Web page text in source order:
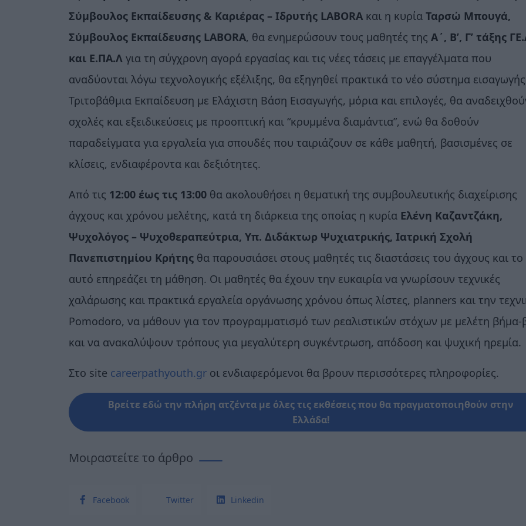
Σύμβουλος Εκπαίδευσης & Καριέρας – Ιδρυτής LABORA και η κυρία Ταρσώ Μπουγά,
Σύμβουλος Εκπαίδευσης LABORA, θα ενημερώσουν τους μαθητές της Α΄, Β’, Γ’ τάξης
και Ε.ΠΑ.Λ για τη σύγχρονη αγορά εργασίας και τις νέες τάσεις με επαγγέλματα που
αναδύονται λόγω τεχνολογικής εξέλιξης, θα εξηγηθεί πρακτικά το νέο σύστημα
Τριτοβάθμια Εκπαίδευση με Ελάχιστη Βάση Εισαγωγής, μόρια και επιλογές, θα
σχολές και εξειδικεύσεις με προοπτική και “κρυμμένα διαμάντια”, ενώ θα δοθούν
παραδείγματα για εργαλεία για σπουδές που ταιριάζουν σε κάθε μαθητή, βασισμένες σε
κλίσεις, ενδιαφέροντα και δεξιότητες.
Από τις 12:00 έως τις 13:00 θα ακολουθήσει η θεματική της συμβουλευτικής διαχείρισης
άγχους και χρόνου μελέτης, κατά τη διάρκεια της οποίας η κυρία Ελένη Καζαντζάκη,
Ψυχολόγος – Ψυχοθεραπεύτρια, Υπ. Διδάκτωρ Ψυχιατρικής, Ιατρική Σχολή
Πανεπιστημίου Κρήτης θα παρουσιάσει στους μαθητές τις διαστάσεις του άγχους και
αυτό επηρεάζει τη μάθηση. Οι μαθητές θα έχουν την ευκαιρία να γνωρίσουν τεχνικές
χαλάρωσης και πρακτικά εργαλεία οργάνωσης χρόνου όπως λίστες, planners και την
Pomodoro, να μάθουν για τον προγραμματισμό των ρεαλιστικών στόχων με μελέτη
και να ανακαλύψουν τρόπους για μεγαλύτερη συγκέντρωση, απόδοση και ψυχική ηρεμία.
Στο site careerpathyouth.gr οι ενδιαφερόμενοι θα βρουν περισσότερες πληροφορίες.
Βρείτε εδώ την πλήρη ατζέντα με όλες τις εκθέσεις που θα πραγματοποιηθούν στην
Ελλάδα!
Μοιραστείτε το άρθρο
Facebook Twitter Linkedin